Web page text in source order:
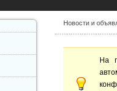
Новости и
На